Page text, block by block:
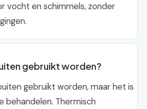
vocht en schimmels, zonder
gebruikt worden?
gebruikt worden, maar het is
behandelen. Thermisch